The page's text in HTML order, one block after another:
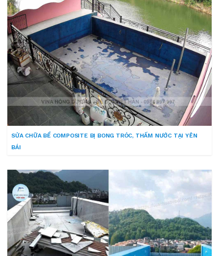
SỬA CHỮA BỂ COMPOSITE BỊ BONG TRÓC, THẤM NƯỚC TẠI YÊN
BÁI